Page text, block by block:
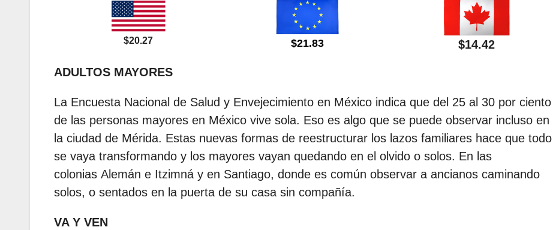
$20.27 $21.83 $14.42
ADULTOS MAYORES
La Encuesta Nacional de Salud y Envejecimiento en México indica que del 25 al 30 por ciento
de las personas mayores en México vive sola. Eso es algo que se puede observar incluso en
la ciudad de Mérida. Estas nuevas formas de reestructurar los lazos familiares hace que todo
se vaya transformando y los mayores vayan quedando en el olvido o solos. En las
colonias Alemán e Itzimná y en Santiago, donde es común observar a ancianos caminando
solos, o sentados en la puerta de su casa sin compañía.
VA Y VEN